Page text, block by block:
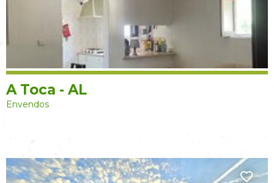
A Toca - AL
Envendos